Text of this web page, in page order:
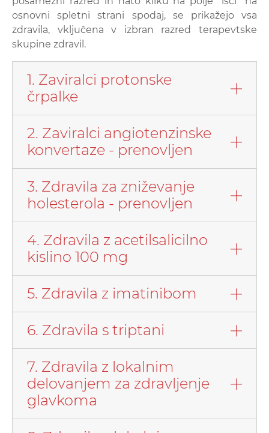
osnovni spletni strani spodaj, se prikažejo vsa
zdravila, vključena v izbran razred terapevtske
skupine zdravil.
1. Zaviralci protonske
črpalke
2. Zaviralci angiotenzinske
konvertaze - prenovljen
3. Zdravila za zniževanje
holesterola - prenovljen
4. Zdravila z acetilsalicilno
kislino 100 mg
5. Zdravila z imatinibom
6. Zdravila s triptani
7. Zdravila z lokalnim
delovanjem za zdravljenje
glavkoma